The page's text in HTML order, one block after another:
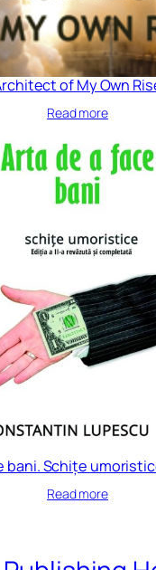
of My Own
Read more
bani. Schițe
Read more